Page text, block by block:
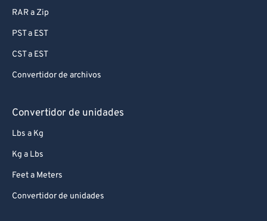
RAR a Zip
PST a EST
CST a EST
Convertidor de archivos
Convertidor de unidades
Lbs a Kg
Kg a Lbs
Feet a Meters
Convertidor de unidades